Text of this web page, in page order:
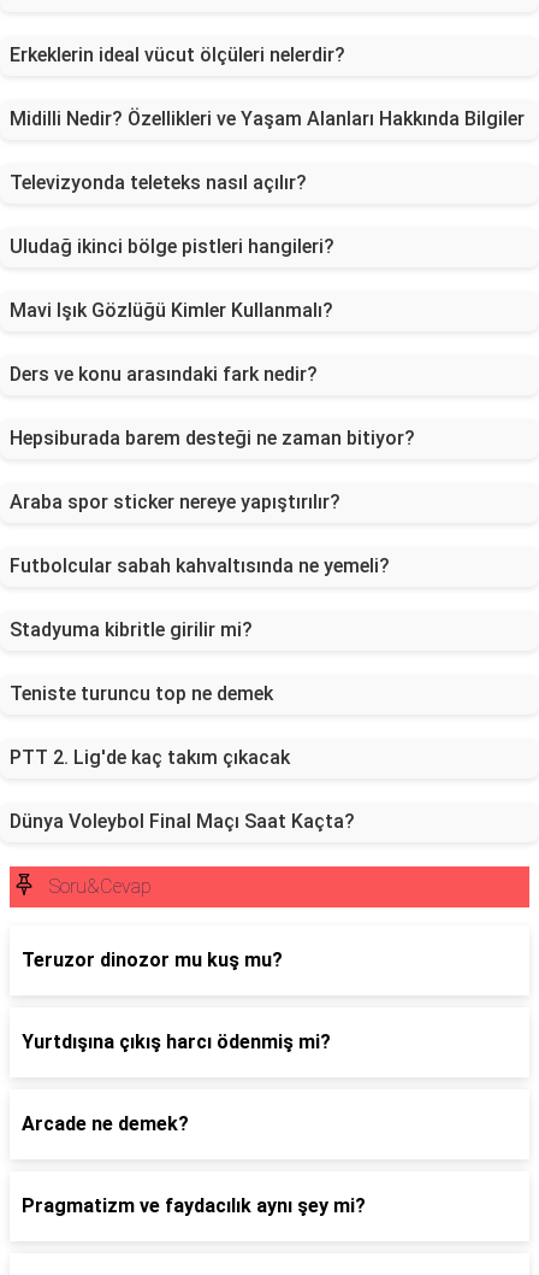
Erkeklerin ideal vücut ölçüleri nelerdir?
Midilli Nedir? Özellikleri ve Yaşam Alanları Hakkında Bilgiler
Televizyonda teleteks nasıl açılır?
Uludağ ikinci bölge pistleri hangileri?
Mavi Işık Gözlüğü Kimler Kullanmalı?
Ders ve konu arasındaki fark nedir?
Hepsiburada barem desteği ne zaman bitiyor?
Araba spor sticker nereye yapıştırılır?
Futbolcular sabah kahvaltısında ne yemeli?
Stadyuma kibritle girilir mi?
Teniste turuncu top ne demek
PTT 2. Lig'de kaç takım çıkacak
Dünya Voleybol Final Maçı Saat Kaçta?
Soru&Cevap
Teruzor dinozor mu kuş mu?
Yurtdışına çıkış harcı ödenmiş mi?
Arcade ne demek?
Pragmatizm ve faydacılık aynı şey mi?